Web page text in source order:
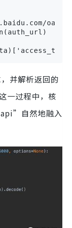
并解析返回的
一过程中，核
自然地融入